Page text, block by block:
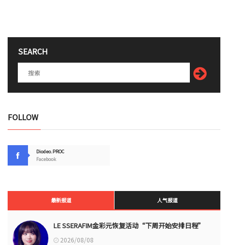
SEARCH
FOLLOW
Diodeo.PROC
Facebook
最新报道 人气报道
LE SSERAFIM金彩元恢复活动“下周开始安排日程”
2026/08/08